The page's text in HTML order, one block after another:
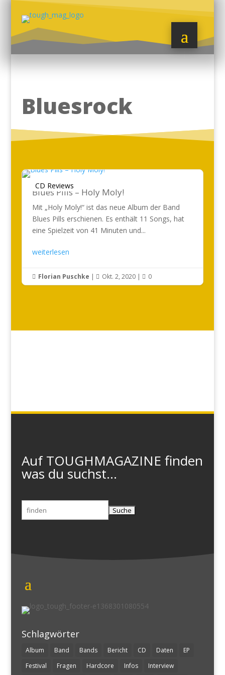
Bluesrock
CD Reviews
Blues Pills – Holy Moly!
Mit „Holy Moly!“ ist das neue Album der Band
Blues Pills erschienen. Es enthält 11 Songs, hat
eine Spielzeit von 41 Minuten und...
weiterlesen
 Florian Puschke |  Okt. 2, 2020|  0
Auf TOUGHMAGAZINE finden
was du suchst...
Suchen
nach:
Schlagwörter
Album Band Bands Bericht CD Daten
EP
Festival
Fragen Hardcore Infos Interview